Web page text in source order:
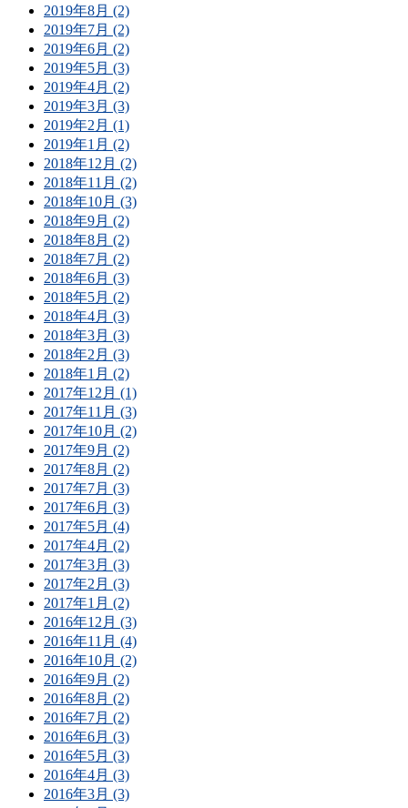
2019年8月 (2)
2019年7月 (2)
2019年6月 (2)
2019年5月 (3)
2019年4月 (2)
2019年3月 (3)
2019年2月 (1)
2019年1月 (2)
2018年12月 (2)
2018年11月 (2)
2018年10月 (3)
2018年9月 (2)
2018年8月 (2)
2018年7月 (2)
2018年6月 (3)
2018年5月 (2)
2018年4月 (3)
2018年3月 (3)
2018年2月 (3)
2018年1月 (2)
2017年12月 (1)
2017年11月 (3)
2017年10月 (2)
2017年9月 (2)
2017年8月 (2)
2017年7月 (3)
2017年6月 (3)
2017年5月 (4)
2017年4月 (2)
2017年3月 (3)
2017年2月 (3)
2017年1月 (2)
2016年12月 (3)
2016年11月 (4)
2016年10月 (2)
2016年9月 (2)
2016年8月 (2)
2016年7月 (2)
2016年6月 (3)
2016年5月 (3)
2016年4月 (3)
2016年3月 (3)